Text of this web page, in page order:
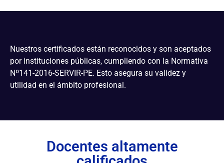
Nuestros certificados están reconocidos y son aceptados
por instituciones públicas, cumpliendo con la Normativa
Nº141-2016-SERVIR-PE. Esto asegura su validez y
utilidad en el ámbito profesional.
Docentes altamente